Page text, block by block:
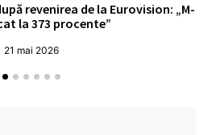
revenirea de la Eurovision: „M-
la 373 procente”
21 mai 2026